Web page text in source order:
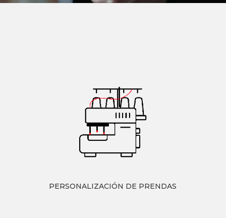
PERSONALIZACIÓN DE PRENDAS